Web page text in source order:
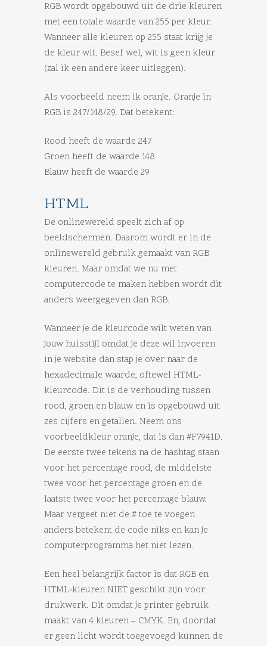
RGB wordt opgebouwd uit de drie kleuren
met een totale waarde van 255 per kleur.
Wanneer alle kleuren op 255 staat krijg je
de kleur wit. Besef wel, wit is geen kleur
(zal ik een andere keer uitleggen).
Als voorbeeld neem ik oranje. Oranje in
RGB is 247/148/29. Dat betekent:
Rood heeft de waarde 247
Groen heeft de waarde 148
Blauw heeft de waarde 29
HTML
De onlinewereld speelt zich af op
beeldschermen. Daarom wordt er in de
onlinewereld gebruik gemaakt van RGB
kleuren. Maar omdat we nu met
computercode te maken hebben wordt dit
anders weergegeven dan RGB.
Wanneer je de kleurcode wilt weten van
jouw huisstijl omdat je deze wil invoeren
in je website dan stap je over naar de
hexadecimale waarde, oftewel HTML-
kleurcode. Dit is de verhouding tussen
rood, groen en blauw en is opgebouwd uit
zes cijfers en getallen. Neem ons
voorbeeldkleur oranje, dat is dan #F7941D.
De eerste twee tekens na de hashtag staan
voor het percentage rood, de middelste
twee voor het percentage groen en de
laatste twee voor het percentage blauw.
Maar vergeet niet de # toe te voegen
anders betekent de code niks en kan je
computerprogramma het niet lezen.
Een heel belangrijk factor is dat RGB en
HTML-kleuren NIET geschikt zijn voor
drukwerk. Dit omdat je printer gebruik
maakt van 4 kleuren – CMYK. En, doordat
er geen licht wordt toegevoegd kunnen de